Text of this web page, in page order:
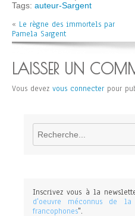
Tags: auteur-Sargent
« Le règne des immortels par
Pamela Sargent
LAISSER UN
Vous devez vous connecter pour
Rechercher
Inscrivez vous à la
d'oeuvre méconnus de
francophones".